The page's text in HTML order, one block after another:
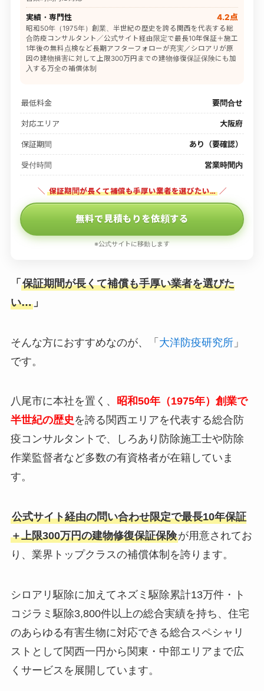
実績・専門性 4.2点
昭和50年（1975年）創業、半世紀の歴史を誇る関西を代表する総
合防疫コンサルタント／公式サイト経由限定で最長10年保証＋施工
1年後の無料点検など長期アフターフォローが充実／シロアリが原
因の建物損害に対して上限300万円までの建物修復保証保険にも加
入する万全の補償体制
最低料金 要問合せ
対応エリア 大阪府
保証期間 あり（要確認）
受付時間 営業時間内
＼ 保証期間が長くて補償も手厚い業者を選びたい… ／
無料で見積もりを依頼する
※公式サイトに移動します
「 保証期間が長くて補償も手厚い業者を選びた
い…」
そんな方におすすめなのが、「 大洋防疫研究所」
です。
八尾市に本社を置く、 昭和50年（1975年）創業で
半世紀の歴史 を誇る関西エリアを代表する総合防
疫コンサルタントで、しろあり防除施工士や防除
作業監督者など多数の有資格者が在籍していま
す。
公式サイト経由の問い合わせ限定で最長10年保証
＋上限300万円の建物修復保証保険が用意されてお
り、業界トップクラスの補償体制を誇ります。
シロアリ駆除に加えてネズミ駆除累計13万件・ト
コジラミ駆除3,800件以上の総合実績を持ち、住宅
のあらゆる有害生物に対応できる総合スペシャリ
ストとして関西一円から関東・中部エリアまで広
くサービスを展開しています。